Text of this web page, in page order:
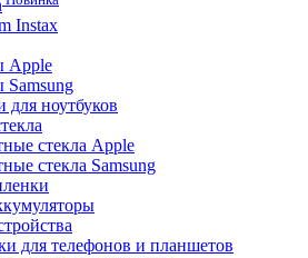
Instax
Apple
Samsung
для ноутбуков
стекла Apple
стекла Samsung
для телефонов и планшетов